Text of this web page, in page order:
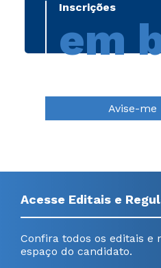
Inscrições
em
Avise-me
Acesse Editais e
Confira todos os editais e
espaço do candidato.